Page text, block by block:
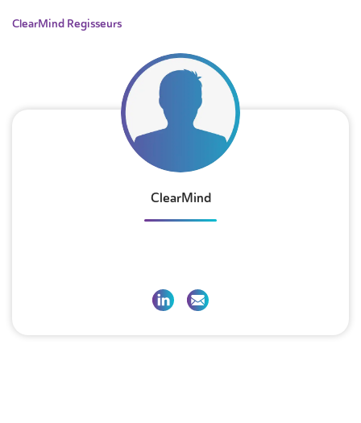
ClearMind Regisseurs
ClearMind